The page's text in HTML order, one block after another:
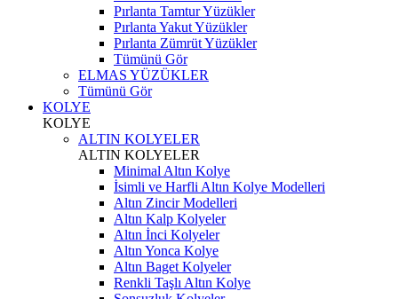
Pırlanta Tamtur Yüzükler
Pırlanta Yakut Yüzükler
Pırlanta Zümrüt Yüzükler
Tümünü Gör
ELMAS YÜZÜKLER
Tümünü Gör
KOLYE
KOLYE
ALTIN KOLYELER
ALTIN KOLYELER
Minimal Altın Kolye
İsimli ve Harfli Altın Kolye Modelleri
Altın Zincir Modelleri
Altın Kalp Kolyeler
Altın İnci Kolyeler
Altın Yonca Kolye
Altın Baget Kolyeler
Renkli Taşlı Altın Kolye